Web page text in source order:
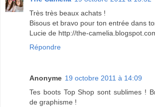
Très très beaux achats !
Bisous et bravo pour ton entrée dans
Lucie de http://the-
Répondre
Anonyme 19 octobre 2011 à 14:09
Tes boots Top Shop sont sublimes !
de graphisme !